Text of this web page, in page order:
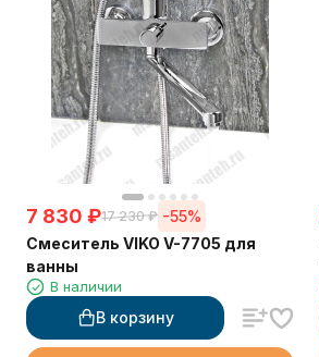
7 830 ₽17 230 ₽ -55%
Смеситель VIKO V-7705 для
ванны
В наличии
В корзину